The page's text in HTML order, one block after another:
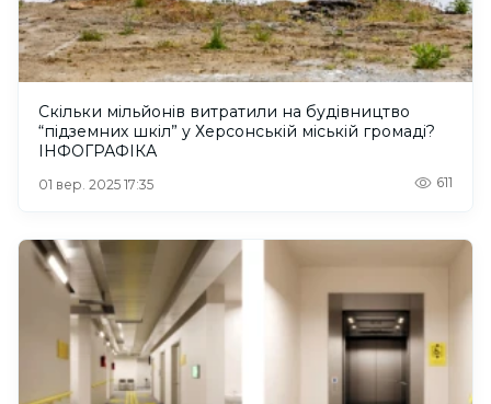
Скільки мільйонів витратили на будівництво
“підземних шкіл” у Херсонській міській громаді?
ІНФОГРАФІКА
01 вер. 2025 17:35 611